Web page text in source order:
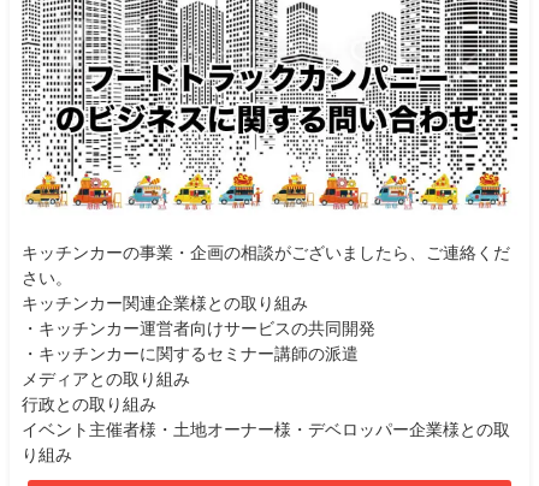
キッチンカーの事業・企画の相談がございましたら、ご連絡くだ
さい。
キッチンカー関連企業様との取り組み
・キッチンカー運営者向けサービスの共同開発
・キッチンカーに関するセミナー講師の派遣
メディアとの取り組み
行政との取り組み
イベント主催者様・土地オーナー様・デベロッパー企業様との取
り組み